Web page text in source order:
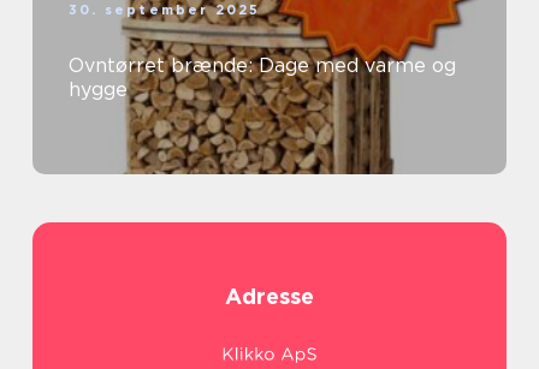
30. september 2025
Ovntørret brænde: Dage med varme og
hygge
Adresse